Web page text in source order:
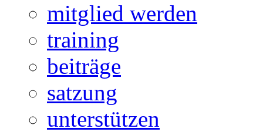
mitglied werden
training
beiträge
satzung
unterstützen